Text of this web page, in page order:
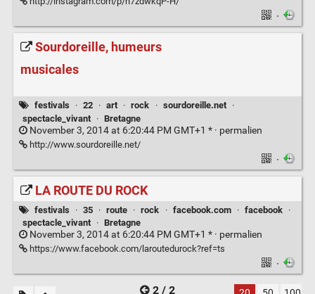
·
Sourdoreille, humeurs
musicales
festivals · 22 · art · rock · sourdoreille.net
·
spectacle_vivant
· Bretagne
November 3, 2014 at 6:20:44 PM GMT+1 * · permalien
http://www.sourdoreille.net/
·
LA ROUTE DU ROCK
festivals · 35 · route · rock · facebook.com · facebook
·
spectacle_vivant
· Bretagne
November 3, 2014 at 6:20:44 PM GMT+1 * · permalien
https://www.facebook.com/laroutedurock?ref=ts
·
2 / 2